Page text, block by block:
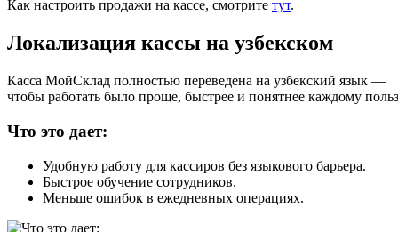
Как настроить продажи на кассе, смотрите тут.
Локализация кассы на узбекском
Касса МойСклад полностью переведена на узбекский язык —
чтобы работать было проще, быстрее и понятнее каждому
Что это дает:
Удобную работу для кассиров без языкового барьера.
Быстрое обучение сотрудников.
Меньше ошибок в ежедневных операциях.